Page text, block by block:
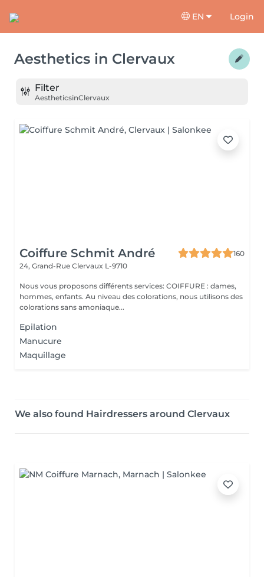
EN Login
Aesthetics in Clervaux
Filter
AestheticsinClervaux
Coiffure Schmit André
160
24, Grand-Rue Clervaux L-9710
Nous vous proposons différents services: COIFFURE : dames,
hommes, enfants. Au niveau des colorations, nous utilisons des
colorations sans amoniaque...
Epilation
Manucure
Maquillage
We also found Hairdressers around Clervaux